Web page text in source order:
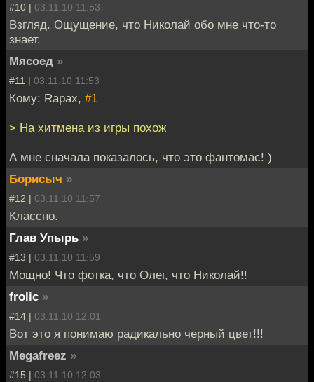
#10 | 03.11.10 11:53
Взгляд. Ощущение, что Николай обо мне что-то
знает.
Мясоед »
#11 | 03.11.10 11:53
Кому: Rapax, #1
> На хитмена из игры похож
А мне сначала показалось, что это фантомас! )
Борисыч »
#12 | 03.11.10 11:57
Классно.
Глав Упырь »
#13 | 03.11.10 11:59
Мощно! Что фотка, что Олег, что Николай!!
frolic »
#14 | 03.11.10 12:01
Вот это я понимаю радикально черный цвет!!!
Megafreez »
#15 | 03.11.10 12:03